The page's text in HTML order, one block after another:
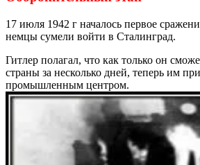
17 июля 1942 г началось первое
немцы сумели войти в Сталинград.
Гитлер полагал, что как только он
страны за несколько дней, теперь им
промышленным центром.